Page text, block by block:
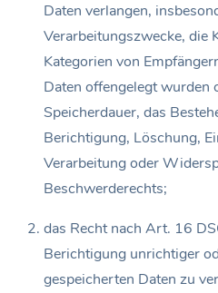
Daten verlangen,
Verarbeitungszwecke, die
Kategorien von
Daten offengelegt wurden
Speicherdauer, das
Berichtigung, Löschung,
Verarbeitung oder
Beschwerderechts;
das Recht nach Art. 16
Berichtigung unrichtiger
gespeicherten Daten zu